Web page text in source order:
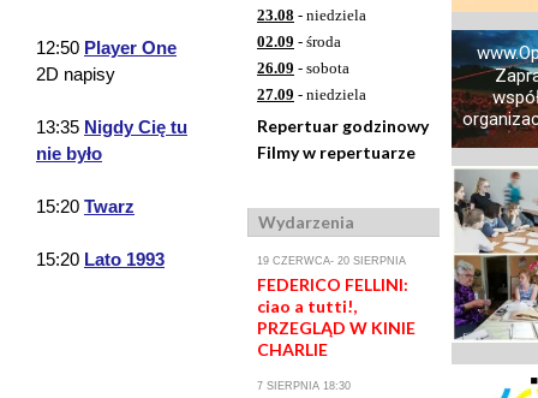
12:50 Player One
2D napisy
13:35 Nigdy Cię tu
nie było
15:20 Twarz
15:20 Lato 1993
23.08 - niedziela
02.09 - środa
26.09 - sobota
27.09 - niedziela
Repertuar godzinowy
Filmy w repertuarze
Wydarzenia
19 CZERWCA- 20 SIERPNIA
FEDERICO FELLINI:
ciao a tutti!,
PRZEGLĄD W KINIE
CHARLIE
7 SIERPNIA 18:30